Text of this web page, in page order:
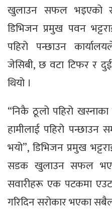
खुलाउन सफल भइएको
डिभिजन प्रमुख पवन
पहिरो पन्छाउन
जेसिबी, छ वटा टिफर र
थियो ।
“निकै ठूलो पहिरो
हामीलाई पहिरो पन्छाउन
भयो”, डिभिजन प्रमुख
सडक खुलाउन सफल भएका
सवारीहरू एक पटकमा
गरिदिन सरोकार भएका